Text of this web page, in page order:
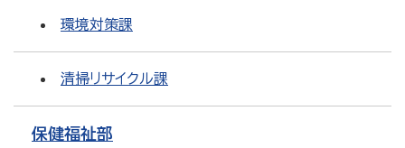
環境対策課
清掃リサイクル課
保健福祉部